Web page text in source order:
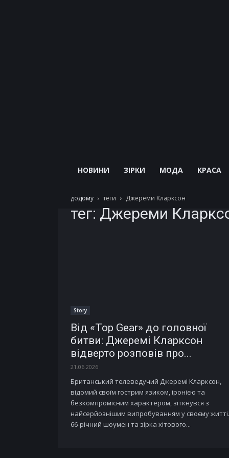
НОВИНИ ЗІРКИ МОДА КРАСА
додому теги Джереми Кларксон
тег: Джереми
Story
Від «Top Gear» до головної
битви: Джеремі Кларксон
відверто розповів про...
21.06.2026
Британський телеведучий Джеремі Кларксон,
відомий своїм гострим язиком, іронією та
безкомпромісним характером, зіткнувся з
найсерйознішим випробуванням у своєму житті.
66-річний шоумен та зірка хітового...